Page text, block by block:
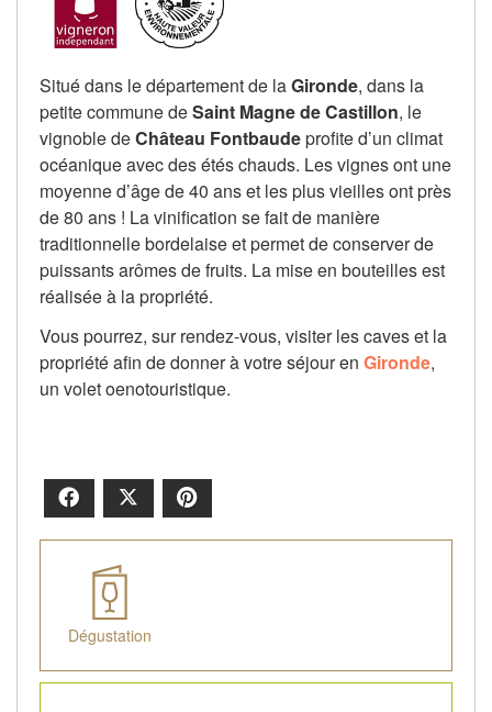
Situé dans le département de laGironde, dans la
petite commune deSaint Magne de Castillon, le
vignoble deChâteau Fontbaudeprofite d’un climat
océanique avec des étés chauds. Les vignes ont une
moyenne d’âge de 40 ans et les plus vieilles ont près
de 80 ans ! La vinification se fait de manière
traditionnelle bordelaise et permet de conserver de
puissants arômes de fruits. La mise en bouteilles est
réalisée à la propriété.
Vous pourrez, sur rendez-vous, visiter les caves et la
propriété afin de donner à votre séjour en Gironde,
un volet oenotouristique.
Facebook
Dégustation